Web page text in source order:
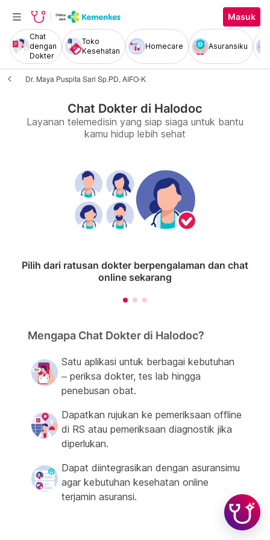
Masuk
Chat
dengan
Dokter
Toko
Kesehatan
Homecare Asuransiku
Dr. Maya Puspita Sari Sp.PD, AIFO-K
Chat Dokter di Halodoc
Layanan telemedisin yang siap siaga untuk bantu
kamu hidup lebih sehat
Pilih dari ratusan dokter berpengalaman dan chat
online sekarang
Mengapa Chat Dokter di Halodoc?
Satu aplikasi untuk berbagai kebutuhan
– periksa dokter, tes lab hingga
penebusan obat.
Dapatkan rujukan ke pemeriksaan offline
di RS atau pemeriksaan diagnostik jika
diperlukan.
Dapat diintegrasikan dengan asuransimu
agar kebutuhan kesehatan online
terjamin asuransi.